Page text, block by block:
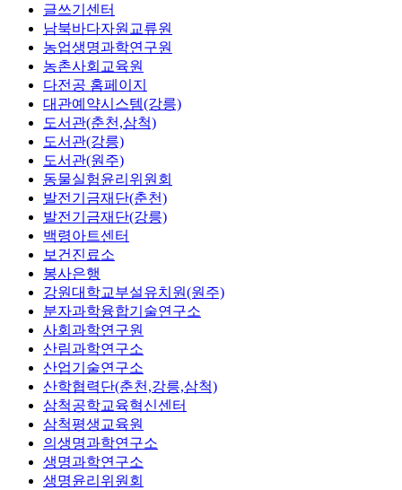
글쓰기센터
남북바다자원교류원
농업생명과학연구원
농촌사회교육원
다전공 홈페이지
대관예약시스템(강릉)
도서관(춘천,삼척)
도서관(강릉)
도서관(원주)
동물실험윤리위원회
발전기금재단(춘천)
발전기금재단(강릉)
백령아트센터
보건진료소
봉사은행
강원대학교부설유치원(원주)
분자과학융합기술연구소
사회과학연구원
산림과학연구소
산업기술연구소
산학협력단(춘천,강릉,삼척)
삼척공학교육혁신센터
삼척평생교육원
의생명과학연구소
생명과학연구소
생명윤리위원회